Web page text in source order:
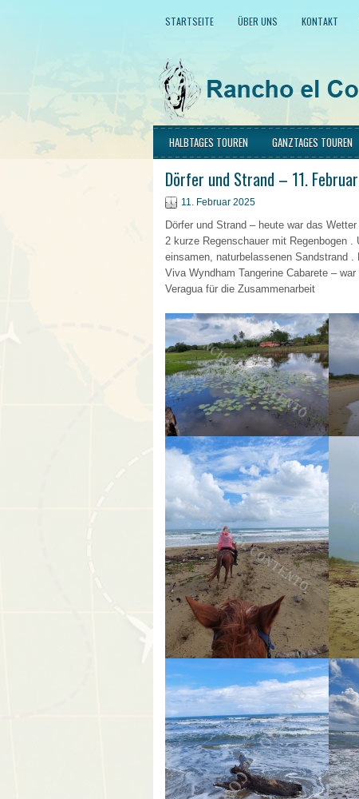
STARTSEITE ÜBER UNS KONTAKT
HALBTAGES TOUREN GANZTAGES TOUREN
Dörfer und Strand – 11.
11. Februar 2025
Dörfer und Strand – heute war das
2 kurze Regenschauer mit Regenbogen
einsamen, naturbelassenen Sandstrand
Viva Wyndham Tangerine Cabarete –
Veragua für die Zusammenarbeit